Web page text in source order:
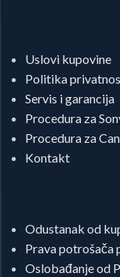
Uslovi kupovine
Politika
Servis i garancija
Procedura za
Procedura za
Kontakt
Odustanak od
Prava potrošača
Oslobađanje od